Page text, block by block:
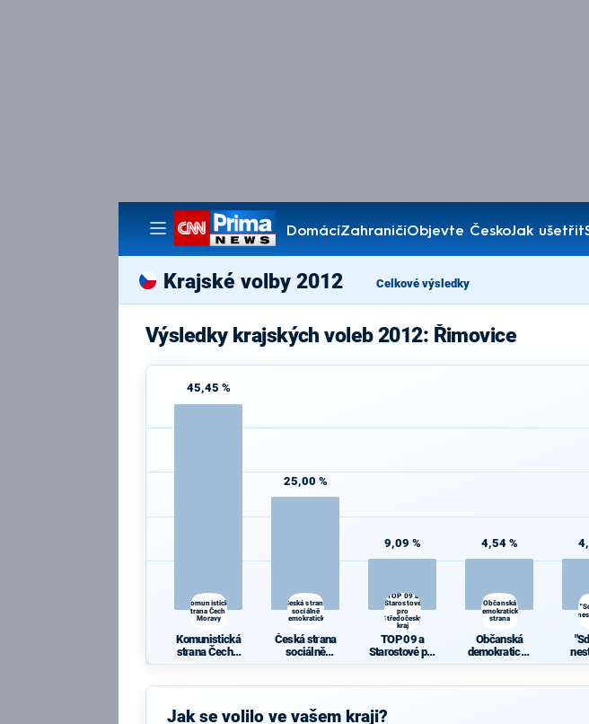
DomácíZahraničíObjevte ČeskoJak ušetřit
Pořady
Krajské volby 2012 Celkové výsledky
Výsledky krajských voleb 2012: Řimovice
45,45 %
Komunistická
strana Čech a
Moravy
Komunistická
strana Čech a
25,00 %
Česká strana
sociálně
demokratická
Česká strana
sociálně
9,09 %
TOP 09 a
Starostové
pro
Středočeský
kraj
TOP 09 a
Starostové pro
4,54 %
Občanská
demokratická
strana
Občanská
demokratická
Jak se volilo ve vašem kraji?